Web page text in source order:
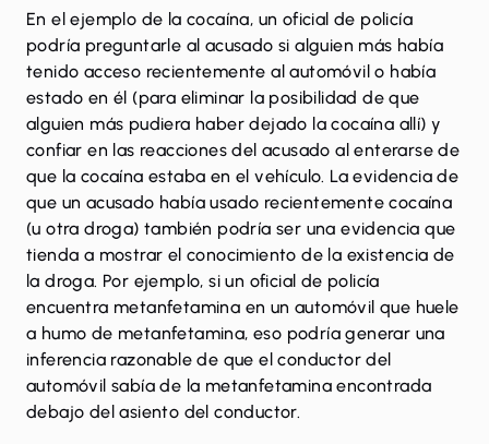
En el ejemplo de la cocaína, un oficial de policía
podría preguntarle al acusado si alguien más había
tenido acceso recientemente al automóvil o había
estado en él (para eliminar la posibilidad de que
alguien más pudiera haber dejado la cocaína allí) y
confiar en las reacciones del acusado al enterarse de
que la cocaína estaba en el vehículo. La evidencia de
que un acusado había usado recientemente cocaína
(u otra droga) también podría ser una evidencia que
tienda a mostrar el conocimiento de la existencia de
la droga. Por ejemplo, si un oficial de policía
encuentra metanfetamina en un automóvil que huele
a humo de metanfetamina, eso podría generar una
inferencia razonable de que el conductor del
automóvil sabía de la metanfetamina encontrada
debajo del asiento del conductor.